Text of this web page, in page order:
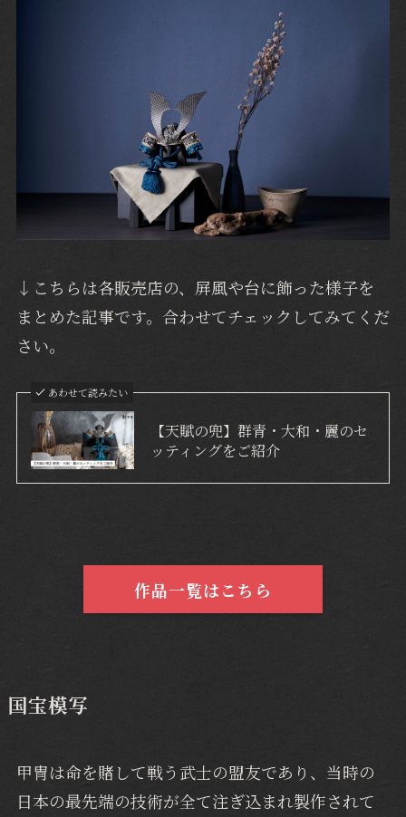
↓こちらは各販売店の、屏風や台に飾った様子を
まとめた記事です。合わせてチェックしてみてくだ
さい。
あわせて読みたい
【天賦の兜】群青・大和・麗のセ
ッティングをご紹介
作品一覧はこちら
国宝模写
甲冑は命を賭して戦う武士の盟友であり、当時の
日本の最先端の技術が全て注ぎ込まれ製作されて